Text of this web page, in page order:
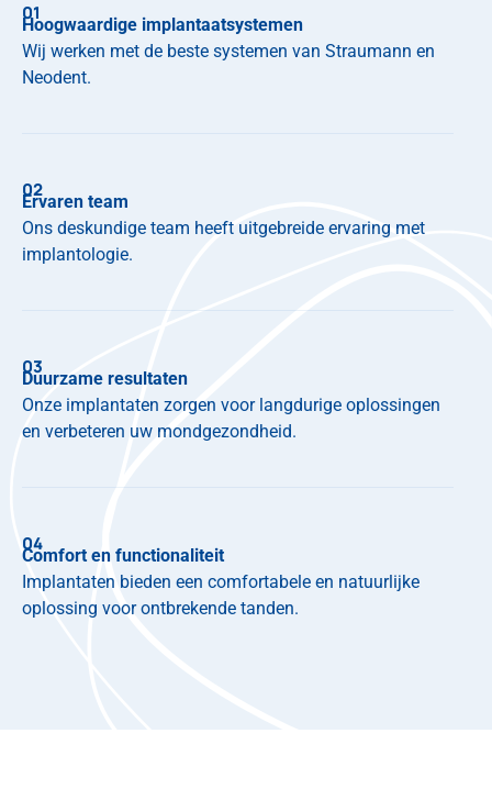
01
Hoogwaardige implantaatsystemen
Wij werken met de beste systemen van Straumann en
Neodent.
02
Ervaren team
Ons deskundige team heeft uitgebreide ervaring met
implantologie.
03
Duurzame resultaten
Onze implantaten zorgen voor langdurige oplossingen
en verbeteren uw mondgezondheid.
04
Comfort en functionaliteit
Implantaten bieden een comfortabele en natuurlijke
oplossing voor ontbrekende tanden.